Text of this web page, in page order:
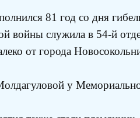
81 год со дня
войны служила в 54-й
от города
у